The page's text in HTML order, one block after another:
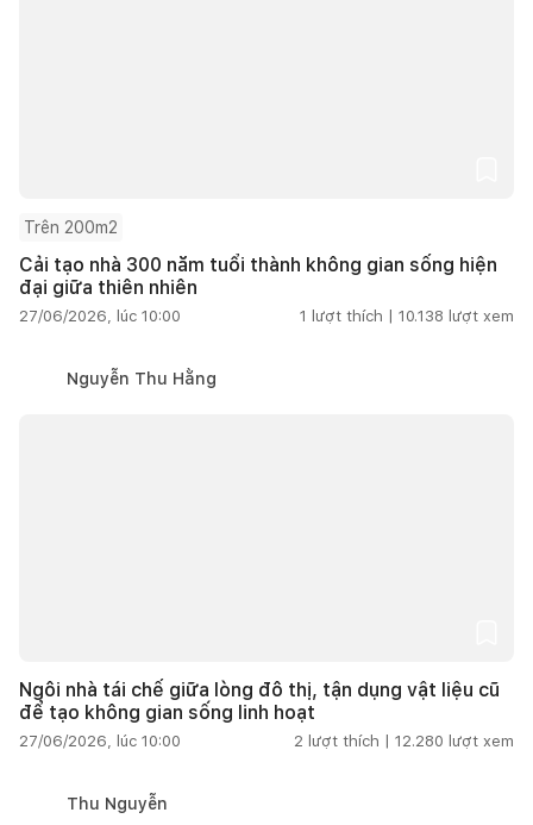
Trên 200m2
Cải tạo nhà 300 năm tuổi thành không gian sống hiện
đại giữa thiên nhiên
27/06/2026, lúc 10:00 1 lượt thích | 10.138 lượt xem
Nguyễn Thu Hằng
Ngôi nhà tái chế giữa lòng đô thị, tận dụng vật liệu cũ
để tạo không gian sống linh hoạt
27/06/2026, lúc 10:00 2 lượt thích | 12.280 lượt xem
Thu Nguyễn